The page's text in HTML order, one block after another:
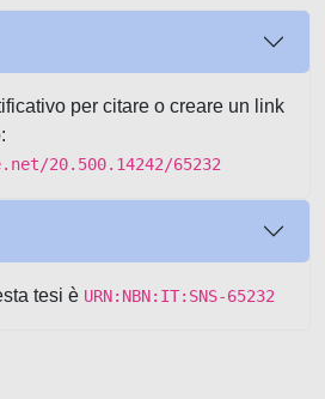
per citare o creare un link
20.500.14242/65232
tesi è URN:NBN:IT:SNS-65232